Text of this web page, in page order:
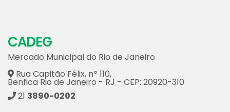
CADEG
Mercado Municipal do Rio de Janeiro
Rua Capitão Félix, nº 110,
Benfica Rio de Janeiro - RJ - CEP: 20920-310
21 3890-0202